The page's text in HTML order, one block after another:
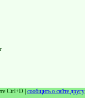
Ctrl+D | сообщить о сайте другу